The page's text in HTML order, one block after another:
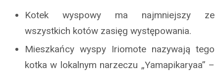
Kotek wyspowy ma najmniejszy ze
wszystkich kotów zasięg występowania.
Mieszkańcy wyspy Iriomote nazywają tego
kotka w lokalnym narzeczu „Yamapikaryaa” –